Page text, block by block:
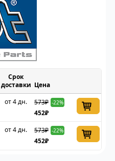
Срок
доставки Цена
от 4 дн. 573₽ -22%
452₽
от 4 дн. 573₽ -22%
452₽